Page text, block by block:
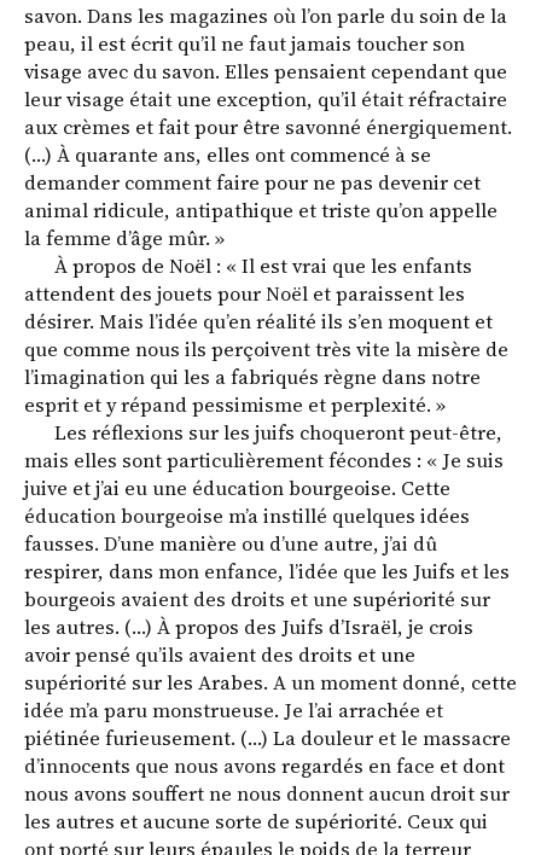
savon. Dans les magazines où l’on parle du soin de la
peau, il est écrit qu’il ne faut jamais toucher son
visage avec du savon. Elles pensaient cependant que
leur visage était une exception, qu’il était réfractaire
aux crèmes et fait pour être savonné énergiquement.
(…) À quarante ans, elles ont commencé à se
demander comment faire pour ne pas devenir cet
animal ridicule, antipathique et triste qu’on appelle
la femme d’âge mûr. »
À propos de Noël : « Il est vrai que les enfants
attendent des jouets pour Noël et paraissent les
désirer. Mais l’idée qu’en réalité ils s’en moquent et
que comme nous ils perçoivent très vite la misère de
l’imagination qui les a fabriqués règne dans notre
esprit et y répand pessimisme et perplexité. »
Les réflexions sur les juifs choqueront peut-être,
mais elles sont particulièrement fécondes : « Je suis
juive et j’ai eu une éducation bourgeoise. Cette
éducation bourgeoise m’a instillé quelques idées
fausses. D’une manière ou d’une autre, j’ai dû
respirer, dans mon enfance, l’idée que les Juifs et les
bourgeois avaient des droits et une supériorité sur
les autres. (…) À propos des Juifs d’Israël, je crois
avoir pensé qu’ils avaient des droits et une
supériorité sur les Arabes. A un moment donné, cette
idée m’a paru monstrueuse. Je l’ai arrachée et
piétinée furieusement. (…) La douleur et le massacre
d’innocents que nous avons regardés en face et dont
nous avons souffert ne nous donnent aucun droit sur
les autres et aucune sorte de supériorité. Ceux qui